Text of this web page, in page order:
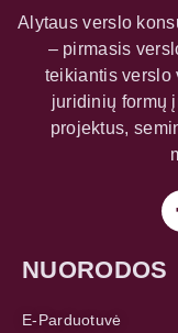
„AVKC“ Projektai
Mūsų komanda